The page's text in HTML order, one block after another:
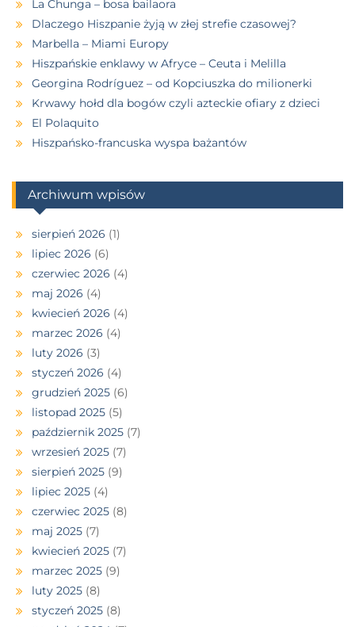
La Chunga – bosa bailaora
Dlaczego Hiszpanie żyją w złej strefie czasowej?
Marbella – Miami Europy
Hiszpańskie enklawy w Afryce – Ceuta i Melilla
Georgina Rodríguez – od Kopciuszka do milionerki
Krwawy hołd dla bogów czyli azteckie ofiary z dzieci
El Polaquito
Hiszpańsko-francuska wyspa bażantów
Archiwum wpisów
sierpień 2026 (1)
lipiec 2026 (6)
czerwiec 2026 (4)
maj 2026 (4)
kwiecień 2026 (4)
marzec 2026 (4)
luty 2026 (3)
styczeń 2026 (4)
grudzień 2025 (6)
listopad 2025 (5)
październik 2025 (7)
wrzesień 2025 (7)
sierpień 2025 (9)
lipiec 2025 (4)
czerwiec 2025 (8)
maj 2025 (7)
kwiecień 2025 (7)
marzec 2025 (9)
luty 2025 (8)
styczeń 2025 (8)